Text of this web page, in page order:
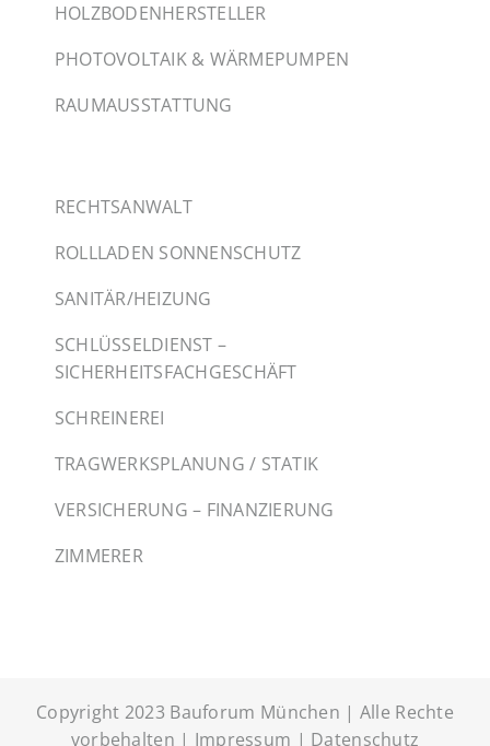
HOLZBODENHERSTELLER
PHOTOVOLTAIK & WÄRMEPUMPEN
RAUMAUSSTATTUNG
RECHTSANWALT
ROLLLADEN SONNENSCHUTZ
SANITÄR/HEIZUNG
SCHLÜSSELDIENST –
SICHERHEITSFACHGESCHÄFT
SCHREINEREI
TRAGWERKSPLANUNG / STATIK
VERSICHERUNG – FINANZIERUNG
ZIMMERER
Copyright 2023 Bauforum München | Alle Rechte
vorbehalten | Impressum | Datenschutz